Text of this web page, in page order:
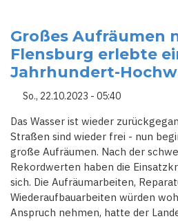
BERUHIGT
-
NACH
DER
STURMFLUT
AN
DER
OSTSEEKÜSTE
ES
AN
DIE
BESEITIGUNG
DER
SCHÄDEN
Großes Aufräumen
Flensburg erlebte
Jahrhundert-
So., 22.10.2023 - 05:40
Das Wasser ist wieder
Straßen sind wieder frei - nun
große Aufräumen. Nach der
Rekordwerten haben die
sich. Die Aufräumarbeiten,
Wiederaufbauarbeiten würden
Anspruch nehmen, hatte der